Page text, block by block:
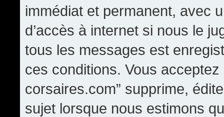
immédiat et permanent, avec
d’accès à internet si nous le
tous les messages est
ces conditions. Vous
corsaires.com” supprime,
sujet lorsque nous estimons